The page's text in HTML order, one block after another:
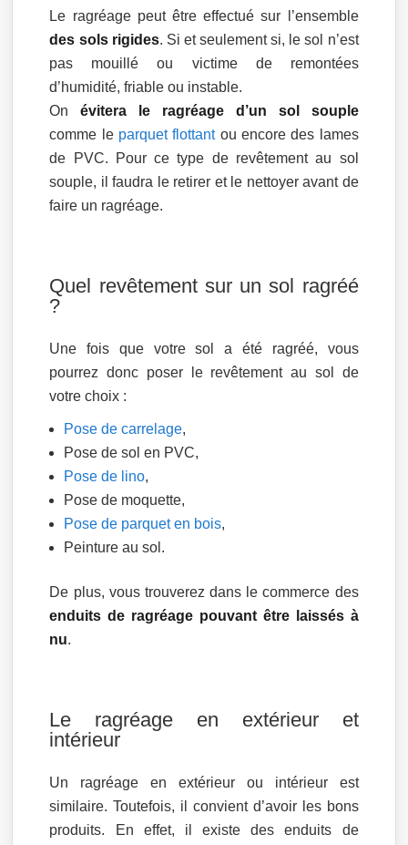
Le ragréage peut être effectué sur l’ensemble
des sols rigides. Si et seulement si, le sol n’est
pas mouillé ou victime de remontées
d’humidité, friable ou instable.
Onévitera le ragréage d’un sol souple
comme le parquet flottantou encore des lames
de PVC. Pour ce type de revêtement au sol
souple, il faudra le retirer et le nettoyer avant de
faire un ragréage.
Quel revêtement sur un sol ragréé
?
Une fois que votre sol a été ragréé, vous
pourrez donc poser le revêtement au sol de
votre choix :
Pose de carrelage,
Pose de sol en PVC,
Pose de lino,
Pose de moquette,
Pose de parquet en bois,
Peinture au sol.
De plus, vous trouverez dans le commerce des
enduits de ragréage pouvant être laissés à
nu.
Le ragréage en extérieur et
intérieur
Un ragréage en extérieur ou intérieur est
similaire. Toutefois, il convient d’avoir les bons
produits. En effet, il existe des enduits de